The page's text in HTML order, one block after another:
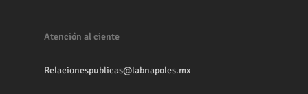
Atención al ciente
Relacionespublicas@labnapoles.mx